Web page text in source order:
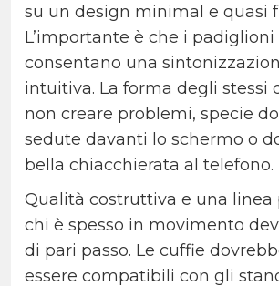
su un design minimal e quasi
L’importante è che i
consentano una
intuitiva. La forma degli stessi
non creare problemi, specie
sedute davanti lo schermo o
bella chiacchierata al telefono.
Qualità costruttiva e una linea
chi è spesso in movimento
di pari passo. Le cuffie
essere compatibili con gli